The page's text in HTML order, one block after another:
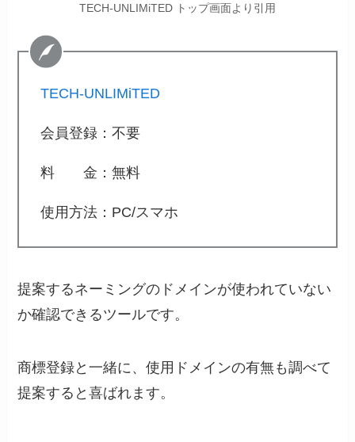
TECH-UNLIMiTED トップ画面より引用
TECH-UNLIMiTED
会員登録：不要
料 金：無料
使用方法：PC/スマホ
提案するネーミングのドメインが使われていない
か確認できるツールです。
商標登録と一緒に、使用ドメインの有無も調べて
提案すると喜ばれます。